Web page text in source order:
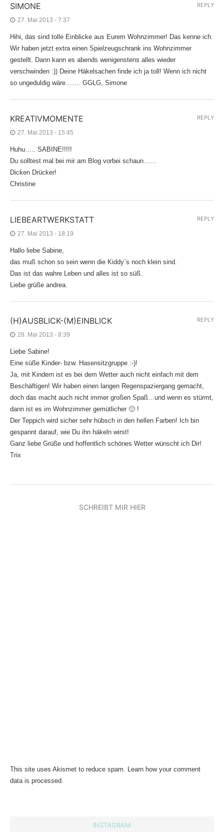
SIMONE
27. Mai 2013 - 7:37
Hihi, das sind tolle Einblicke aus Eurem Wohnzimmer! Das kenne ich.
Wir haben jetzt extra einen Spielzeugschrank ins Wohnzimmer
gestellt. Dann kann es abends wenigenstens alles wieder
verschwinden :)) Deine Häkelsachen finde ich ja toll! Wenn ich nicht
so ungeduldig wäre……. GGLG, Simone
REPLY
KREATIVMOMENTE
27. Mai 2013 - 15:45
Huhu….. SABINE!!!!!
Du solltest mal bei mir am Blog vorbei schaun……
Dicken Drücker!
Christine
REPLY
LIEBEARTWERKSTATT
27. Mai 2013 - 18:19
Hallo liebe Sabine,
das muß schon so sein wenn die Kiddy´s noch klein sind.
Das ist das wahre Leben und alles ist so süß.
Liebe grüße andrea.
REPLY
(H)AUSBLICK-(M)EINBLICK
28. Mai 2013 - 8:39
Liebe Sabine!
Eine süße Kinder- bzw. Hasensitzgruppe :-)!
Ja, mit Kindern ist es bei dem Wetter auch nicht einfach mit dem
Beschäftigen! Wir haben einen langen Regenspaziergang gemacht,
doch das macht auch nicht immer großen Spaß…und wenn es stürmt,
dann ist es im Wohnzimmer gemütlicher 🙂 !
Der Teppich wird sicher sehr hübsch in den hellen Farben! Ich bin
gespannt darauf, wie Du ihn häkeln wirst!
Ganz liebe Grüße und hoffentlich schönes Wetter wünscht ich Dir!
Trix
REPLY
SCHREIBT MIR HIER
This site uses Akismet to reduce spam. Learn how your comment
data is processed.
INSTAGRAM